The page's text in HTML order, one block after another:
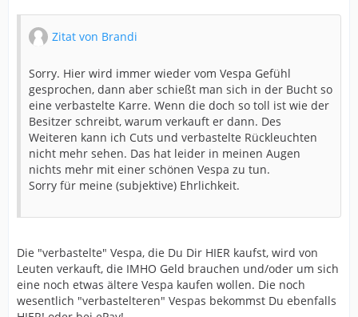
Zitat von Brandi
Sorry. Hier wird immer wieder vom Vespa Gefühl
gesprochen, dann aber schießt man sich in der Bucht so
eine verbastelte Karre. Wenn die doch so toll ist wie der
Besitzer schreibt, warum verkauft er dann. Des
Weiteren kann ich Cuts und verbastelte Rückleuchten
nicht mehr sehen. Das hat leider in meinen Augen
nichts mehr mit einer schönen Vespa zu tun.
Sorry für meine (subjektive) Ehrlichkeit.
Die "verbastelte" Vespa, die Du Dir HIER kaufst, wird von
Leuten verkauft, die IMHO Geld brauchen und/oder um sich
eine noch etwas ältere Vespa kaufen wollen. Die noch
wesentlich "verbastelteren" Vespas bekommst Du ebenfalls